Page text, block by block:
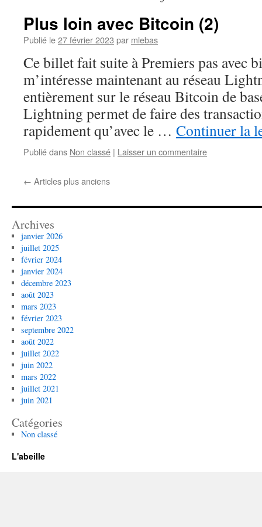
Plus loin avec Bitcoin (2)
Publié le27 février 2023 par mlebas
Ce billet fait suite à Premiers pas avec
m’intéresse maintenant au réseau
entièrement sur le réseau Bitcoin de
Lightning permet de faire des
rapidement qu’avec le … Continuer la
Publié dans Non classé | Laisser un commentaire
← Articles plus anciens
Archives
janvier 2026
juillet 2025
février 2024
janvier 2024
décembre 2023
août 2023
mars 2023
février 2023
septembre 2022
août 2022
juillet 2022
juin 2022
mars 2022
juillet 2021
juin 2021
Catégories
Non classé
L'abeille